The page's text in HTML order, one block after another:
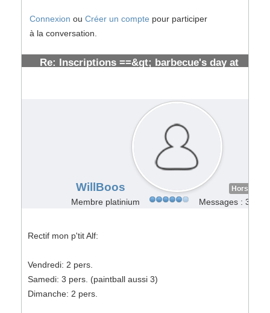
Connexion ou Créer un compte pour participer
à la conversation.
Re: Inscriptions ==&gt; barbecue's day at
WillBoos Hors Ligne
Membre platinium Messages : 322
Rectif mon p'tit Alf:
Vendredi: 2 pers.
Samedi: 3 pers. (paintball aussi 3)
Dimanche: 2 pers.